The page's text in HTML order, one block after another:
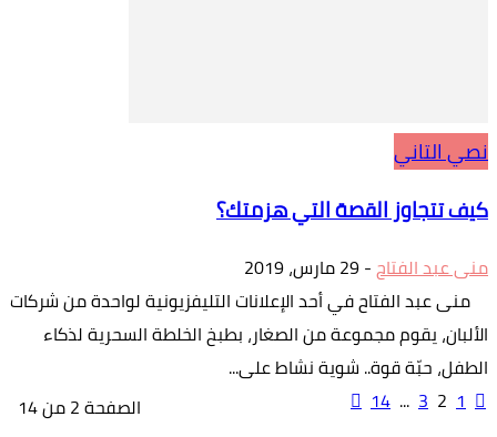
نصي التاني
كيف تتجاوز القصة التي هزمتك؟
منى عبد الفتاح-29 مارس، 2019
منى عبد الفتاح في أحد الإعلانات التليفزيونية لواحدة من شركات
الألبان، يقوم مجموعة من الصغار، بطبخ الخلطة السحرية لذكاء
الطفل، حبّة قوة.. شوية نشاط على...
1
2
3
...
14
الصفحة 2 من 14